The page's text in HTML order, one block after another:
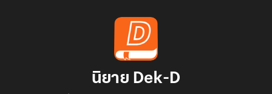
นิยาย Dek-D